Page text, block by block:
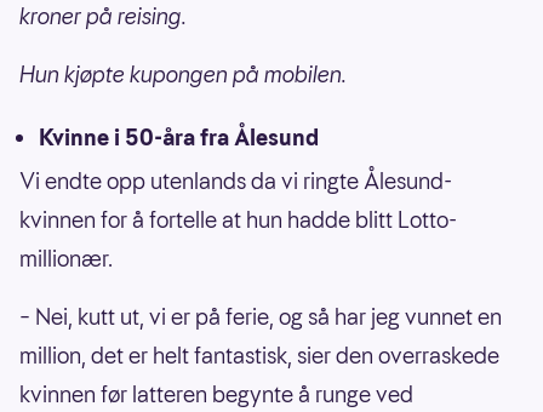
kroner på reising.
Hun kjøpte kupongen på mobilen.
Kvinne i 50-åra fra Ålesund
Vi endte opp utenlands da vi ringte Ålesund-
kvinnen for å fortelle at hun hadde blitt Lotto-
millionær.
– Nei, kutt ut, vi er på ferie, og så har jeg vunnet en
million, det er helt fantastisk, sier den overraskede
kvinnen før latteren begynte å runge ved